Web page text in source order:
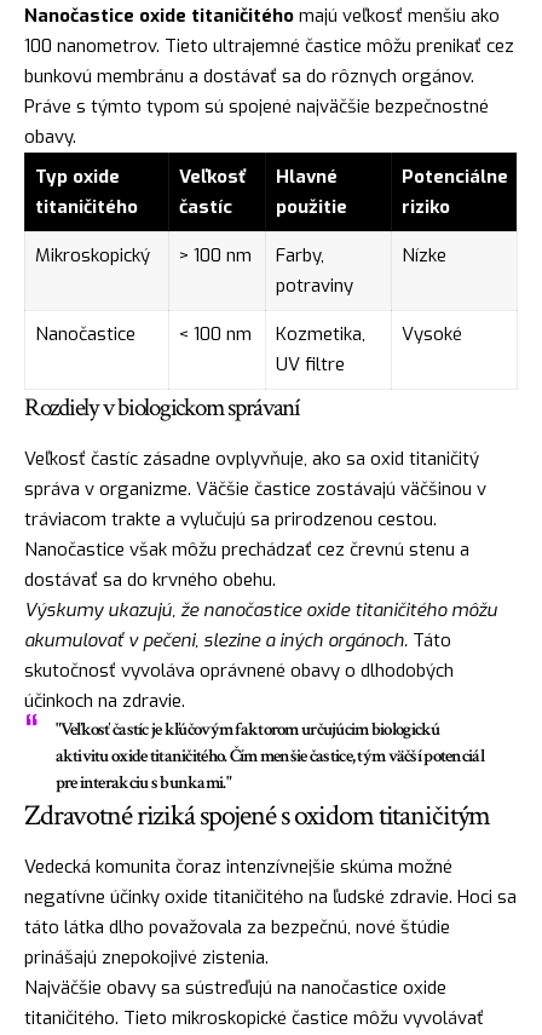
Nanočastice oxide titaničitého majú veľkosť menšiu ako
100 nanometrov. Tieto ultrajemné častice môžu prenikať cez
bunkovú membránu a dostávať sa do rôznych orgánov.
Práve s týmto typom sú spojené najväčšie bezpečnostné
obavy.
Typ oxide
titaničitého
Veľkosť
častíc
Hlavné
použitie
Potenciálne
riziko
Mikroskopický
> 100 nm
Farby,
potraviny
Nízke
Nanočastice < 100 nm
Kozmetika,
UV filtre
Vysoké
Rozdiely v biologickom správaní
Veľkosť častíc zásadne ovplyvňuje, ako sa oxid titaničitý
správa v organizme. Väčšie častice zostávajú väčšinou v
tráviacom trakte a vylučujú sa prirodzenou cestou.
Nanočastice však môžu prechádzať cez črevnú stenu a
dostávať sa do krvného obehu.
Výskumy ukazujú, že nanočastice oxide titaničitého môžu
akumulovať v pečeni, slezine a iných orgánoch. Táto
skutočnosť vyvoláva oprávnené obavy o dlhodobých
účinkoch na zdravie.
"Veľkosť častíc je kľúčovým faktorom určujúcim biologickú
aktivitu oxide titaničitého. Čím menšie častice, tým väčší potenciál
pre interakciu s bunkami."
Zdravotné riziká spojené s oxidom titaničitým
Vedecká komunita čoraz intenzívnejšie skúma možné
negatívne účinky oxide titaničitého na ľudské zdravie. Hoci sa
táto látka dlho považovala za bezpečnú, nové štúdie
prinášajú znepokojivé zistenia.
Najväčšie obavy sa sústreďujú na nanočastice oxide
titaničitého. Tieto mikroskopické častice môžu vyvolávať